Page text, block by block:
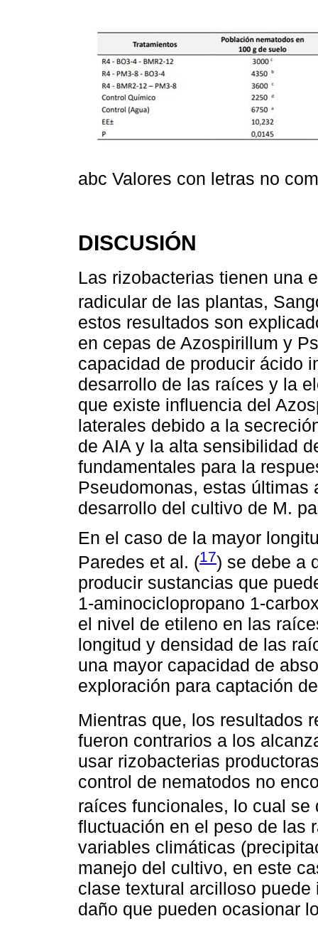
abc Valores con letras no
DISCUSIÓN
Las rizobacterias tienen una
radicular de las plantas,
estos resultados son
en cepas de Azospirillum y
capacidad de producir ácido
desarrollo de las raíces y la
que existe influencia del
laterales debido a la
de AIA y la alta sensibilidad
fundamentales para la
Pseudomonas, estas
desarrollo del cultivo de M.
En el caso de la mayor
Paredes et al. (17) se debe a
producir sustancias que
1-aminociclopropano 1-
el nivel de etileno en las
longitud y densidad de las
una mayor capacidad de
exploración para captación
Mientras que, los resultados
fueron contrarios a los
usar rizobacterias
control de nematodos no
raíces funcionales, lo cual se
fluctuación en el peso de las
variables climáticas
manejo del cultivo, en este
clase textural arcilloso
daño que pueden ocasionar